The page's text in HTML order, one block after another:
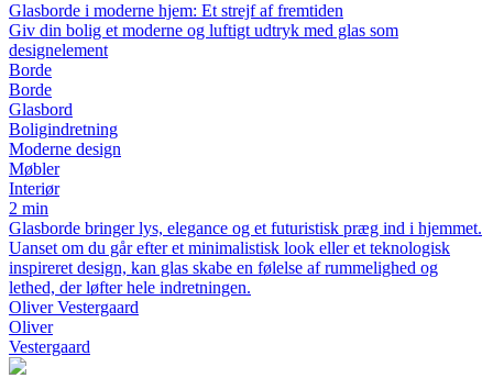
Glasborde i moderne hjem: Et strejf af fremtiden
Giv din bolig et moderne og luftigt udtryk med glas som
designelement
Borde
Borde
Glasbord
Boligindretning
Moderne design
Møbler
Interiør
2 min
Glasborde bringer lys, elegance og et futuristisk præg ind i hjemmet.
Uanset om du går efter et minimalistisk look eller et teknologisk
inspireret design, kan glas skabe en følelse af rummelighed og
lethed, der løfter hele indretningen.
Oliver Vestergaard
Oliver
Vestergaard